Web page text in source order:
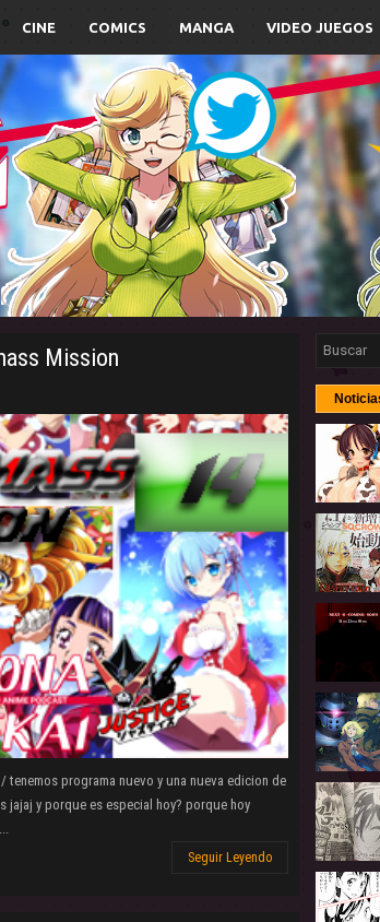
CINE COMICS MANGA VIDEO JUEGOS
Mission
tenemos programa nuevo y una nueva edicion de
jajaj y porque es especial hoy? porque hoy
Seguir Leyendo